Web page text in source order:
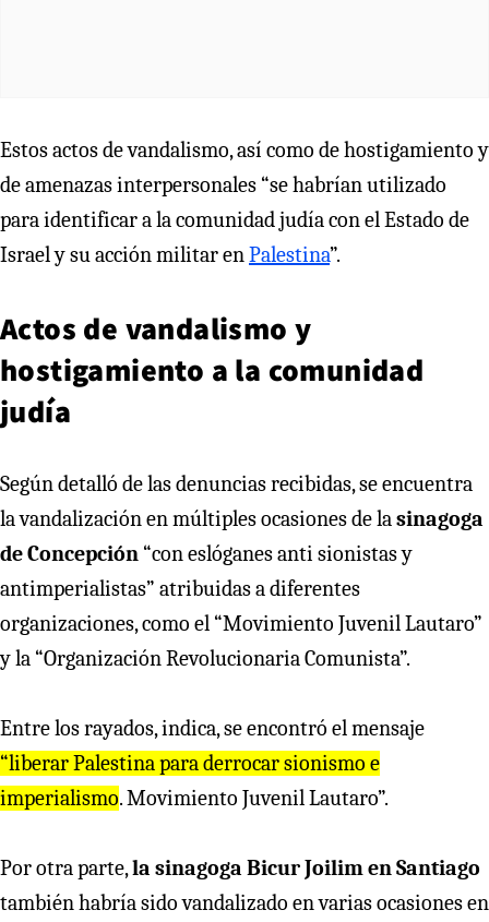
Estos actos de vandalismo, así como de hostigamiento y
de amenazas interpersonales “se habrían utilizado
para identificar a la comunidad judía con el Estado de
Israel y su acción militar enPalestina”.
Actos de vandalismo y
hostigamiento a la comunidad
judía
Según detalló de las denuncias recibidas, se encuentra
la vandalización en múltiples ocasiones de lasinagoga
de Concepción “con eslóganes anti sionistas y
antimperialistas” atribuidas a diferentes
organizaciones, como el “Movimiento Juvenil Lautaro”
y la “Organización Revolucionaria Comunista”.
Entre los rayados, indica, se encontró el mensaje
“liberar Palestina para derrocar sionismo e
imperialismo. Movimiento Juvenil Lautaro”.
Por otra parte,la sinagoga Bicur Joilim en Santiago
también habría sido vandalizado en varias ocasiones en